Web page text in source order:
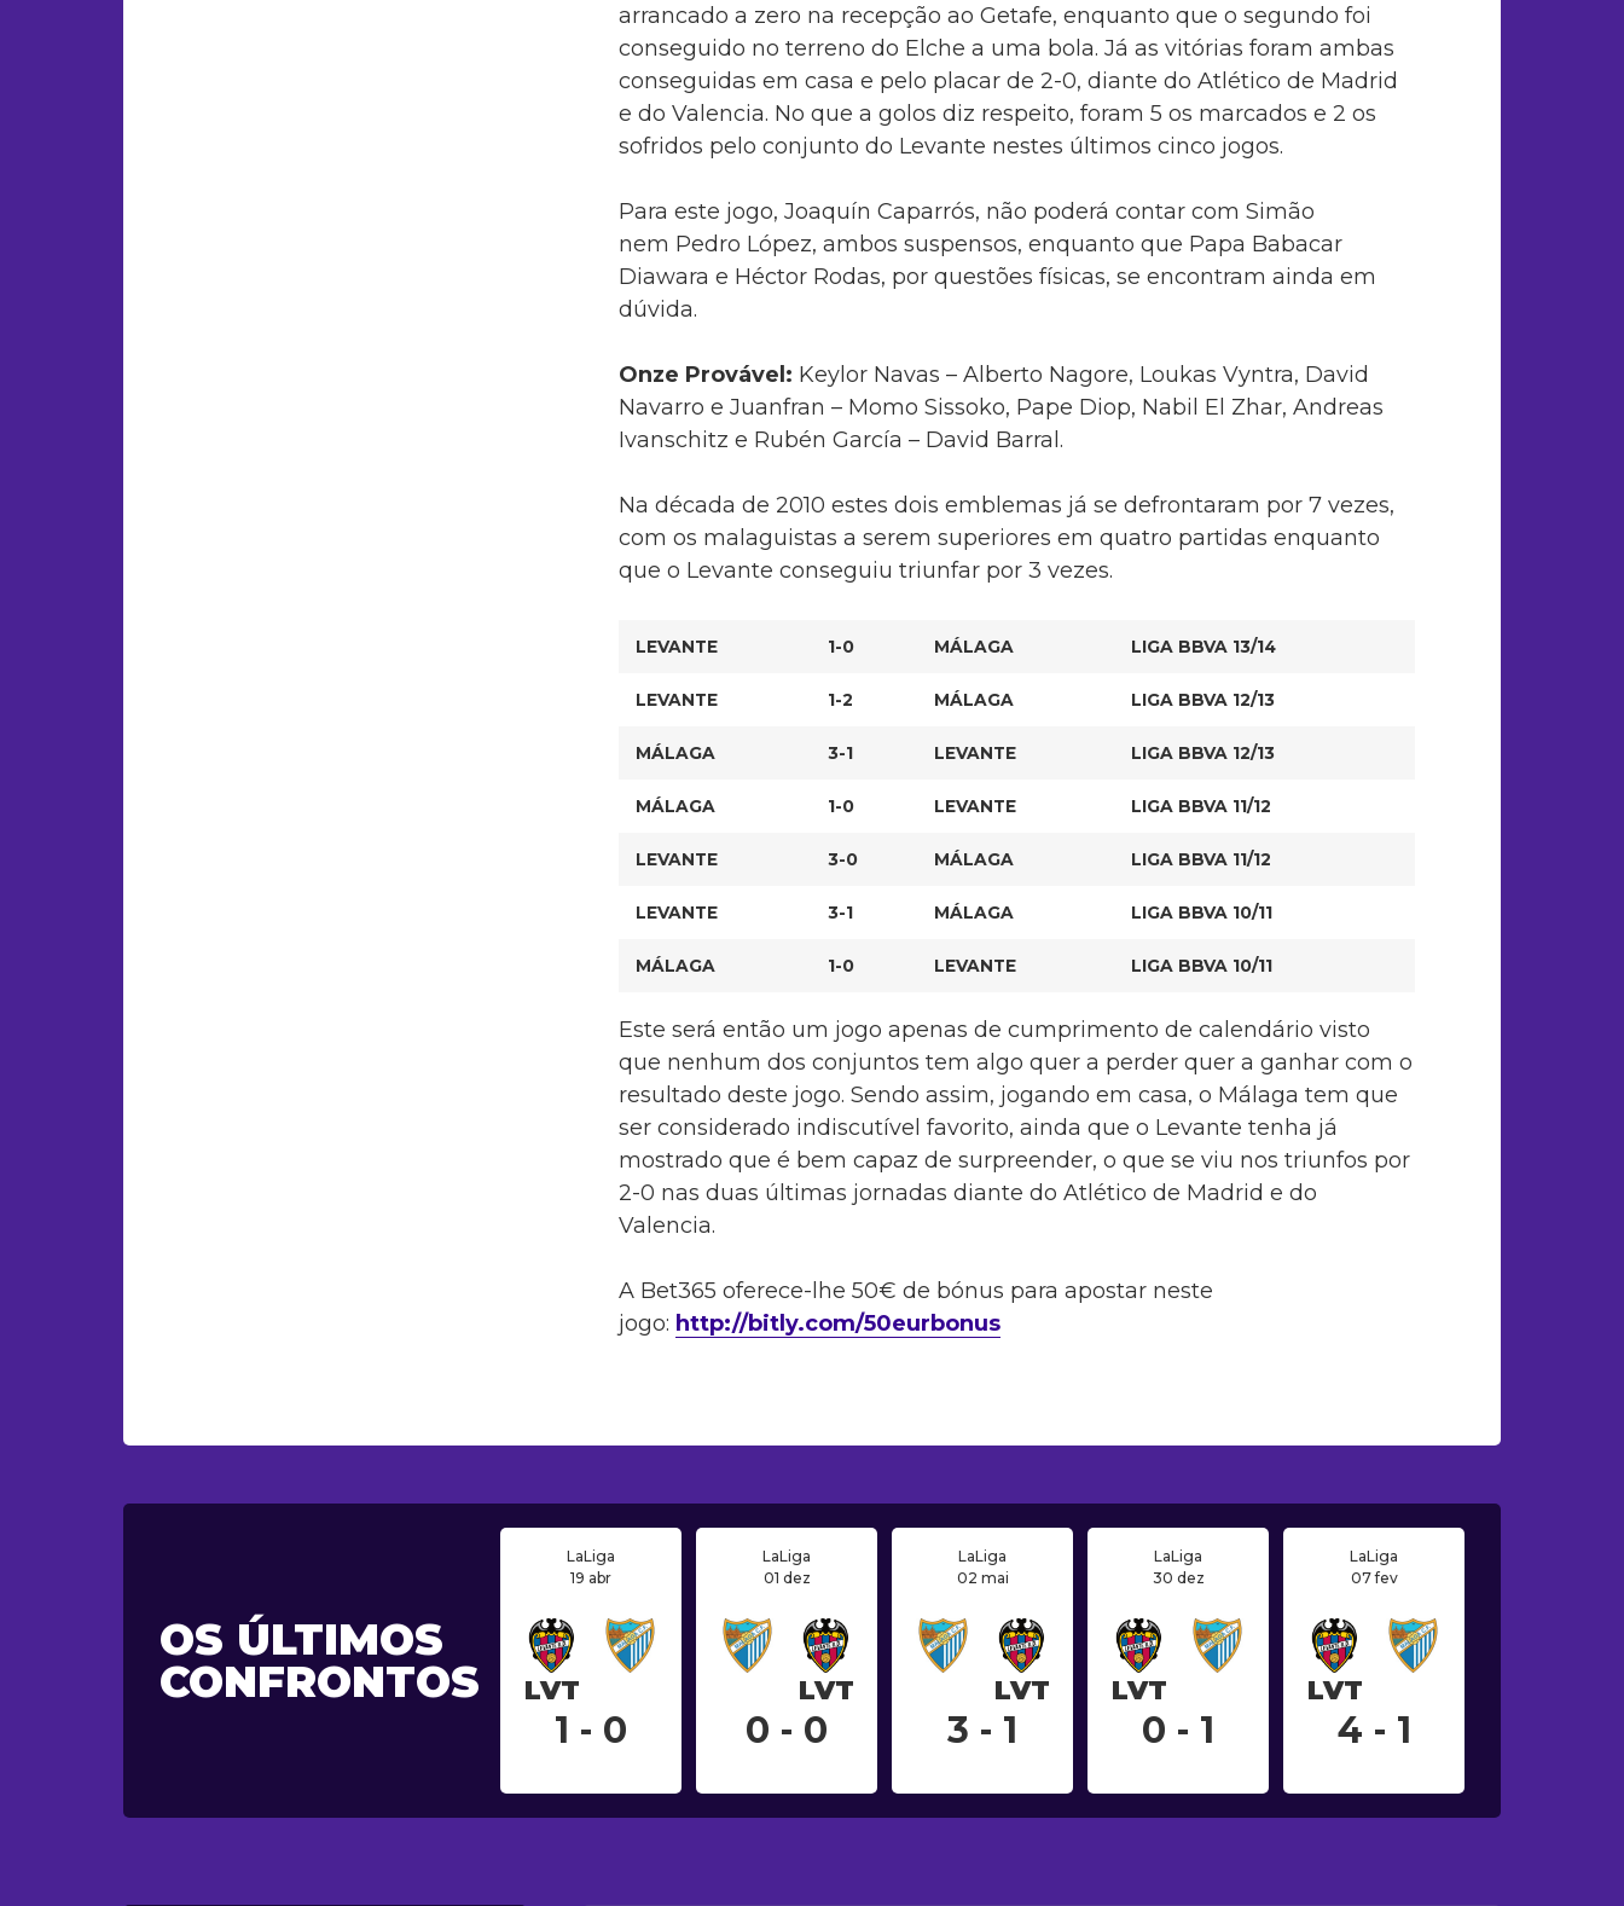
arrancado a zero na recepção ao Getafe, enquanto que o segundo foi
conseguido no terreno do Elche a uma bola. Já as vitórias foram ambas
conseguidas em casa e pelo placar de 2-0, diante do Atlético de Madrid
e do Valencia. No que a golos diz respeito, foram 5 os marcados e 2 os
sofridos pelo conjunto do Levante nestes últimos cinco jogos.
Para este jogo, Joaquín Caparrós, não poderá contar com Simão
nem Pedro López, ambos suspensos, enquanto que Papa Babacar
Diawara e Héctor Rodas, por questões físicas, se encontram ainda em
dúvida.
Onze Provável: Keylor Navas – Alberto Nagore, Loukas Vyntra, David
Navarro e Juanfran – Momo Sissoko, Pape Diop, Nabil El Zhar, Andreas
Ivanschitz e Rubén García – David Barral.
Na década de 2010 estes dois emblemas já se defrontaram por 7 vezes,
com os malaguistas a serem superiores em quatro partidas enquanto
que o Levante conseguiu triunfar por 3 vezes.
LEVANTE 1-0 MÁLAGA LIGA BBVA 13/14
LEVANTE 1-2 MÁLAGA LIGA BBVA 12/13
MÁLAGA 3-1 LEVANTE LIGA BBVA 12/13
MÁLAGA 1-0 LEVANTE LIGA BBVA 11/12
LEVANTE 3-0 MÁLAGA LIGA BBVA 11/12
LEVANTE 3-1 MÁLAGA LIGA BBVA 10/11
MÁLAGA 1-0 LEVANTE LIGA BBVA 10/11
Este será então um jogo apenas de cumprimento de calendário visto
que nenhum dos conjuntos tem algo quer a perder quer a ganhar com o
resultado deste jogo. Sendo assim, jogando em casa, o Málaga tem que
ser considerado indiscutível favorito, ainda que o Levante tenha já
mostrado que é bem capaz de surpreender, o que se viu nos triunfos por
2-0 nas duas últimas jornadas diante do Atlético de Madrid e do
Valencia.
A Bet365 oferece-lhe 50€ de bónus para apostar neste
jogo: http://bitly.com/50eurbonus
OS ÚLTIMOS
CONFRONTOS
LaLiga
19 abr
LVT
1 - 0
LaLiga
01 dez
LVT
0 - 0
LaLiga
02 mai
LVT
3 - 1
LaLiga
30 dez
LVT
0 - 1
LaLiga
07 fev
LVT
4 - 1